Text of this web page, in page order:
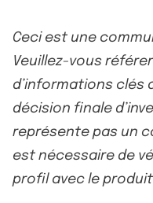
Ceci est une
Veuillez-vous
d’informations clés
décision finale
représente pas un
est nécessaire de
profil avec le